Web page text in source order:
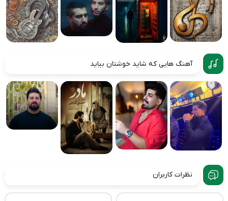
آهنگ هایی که شاید خوشتان بیاید
نظرات کاربران